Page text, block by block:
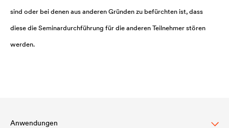
sind oder bei denen aus anderen Gründen zu befürchten ist, dass
diese die Seminardurchführung für die anderen Teilnehmer stören
werden.
Anwendungen